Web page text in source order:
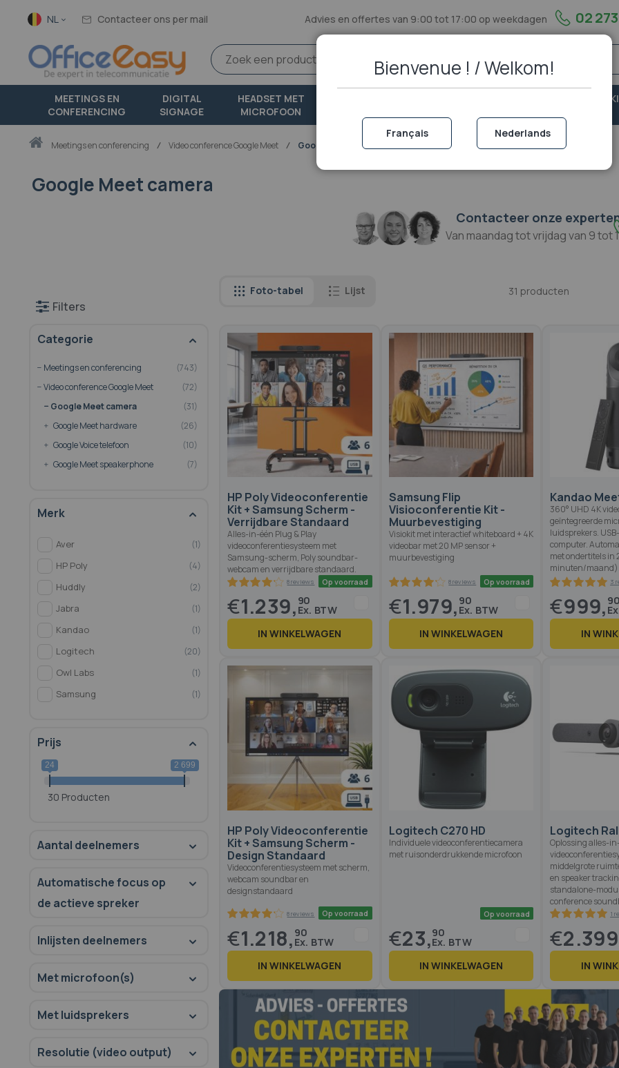
Taal NL Contacteer ons per mail Advies en offertes van 9:00 tot 17:00 op weekdagen 02
MEETINGS EN
CONFERENCING
DIGITAL
SIGNAGE
HEADSET MET
MICROFOON
PORTOFOON EN
Thuismeetings en conferencing Video conference Google Meet Google Meet camera
Google Meet camera
Contacteer onze
Van maandag tot vrijdag van 9 tot
Foto-tabel Lijst 31 producten
HP Poly Videoconferentie
Kit + Samsung Scherm -
Verrijdbare Standaard
Alles-in-één Plug & Play
videoconferentiesysteem met
Samsung-scherm, Poly soundbar-
webcam en verrijdbare standaard.
Op voorraad
€1.239, 90
IN WINKELWAGEN
Samsung Flip
Visioconferentie Kit -
Muurbevestiging
Visiokit met interactief whiteboard + 4K
videobar met 20 MP sensor +
muurbevestiging
Op voorraad
€1.979, 90
IN WINKELWAGEN
Kandao
360° UHD 4K
geïntegreerde
luidsprekers.
computer.
met ondertitels in
minuten/maand).
€999, 90
IN
HP Poly Videoconferentie
Kit + Samsung Scherm -
Design Standaard
Videoconferentiesysteem met scherm,
webcam soundbar en
designstandaard
82.6
% of100
8 reviews Op voorraad
€1.218, 90
IN WINKELWAGEN
Logitech C270 HD
Individuele videoconferentiecamera
met ruisonderdrukkende microfoon
Op voorraad
€23,90
IN WINKELWAGEN
Logitech
Oplossing alles-
middelgrote
en speaker
standalone-
conference
€
IN
Filters
Categorie
Meetings en conferencing
743
Video conference Google Meet
72
Google Meet camera
31
Google Meet hardware
26
Google Voice telefoon
10
Google Meet speakerphone
7
Merk
Aver 1
HP Poly 4
Huddly 2
Jabra 1
Kandao 1
Logitech 20
Owl Labs 1
Samsung 1
Prijs
24 2 699
30 Producten
Aantal deelnemers
Automatische focus op
de actieve spreker
Inlijsten deelnemers
Met microfoon(s)
Met luidsprekers
Resolutie (video output)
Bienvenue ! / Welkom!
Français Nederlands